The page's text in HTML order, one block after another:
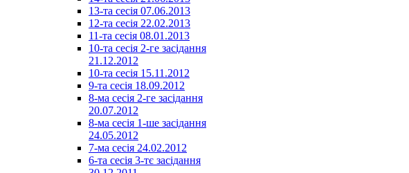
13-та сесія 07.06.2013
12-та сесія 22.02.2013
11-та сесія 08.01.2013
10-та сесія 2-ге засідання
21.12.2012
10-та сесія 15.11.2012
9-та сесія 18.09.2012
8-ма сесія 2-ге засідання
20.07.2012
8-ма сесія 1-ше засідання
24.05.2012
7-ма сесія 24.02.2012
6-та сесія 3-тє засідання